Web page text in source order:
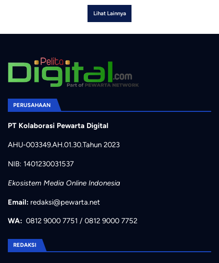
Lihat Lainnya
PERUSAHAAN
PT Kolaborasi Pewarta Digital
AHU-003349.AH.01.30.Tahun 2023
NIB: 1401230031537
Ekosistem Media Online Indonesia
Email: redaksi@pewarta.net
WA: 0812 9000 7751 / 0812 9000 7752
REDAKSI